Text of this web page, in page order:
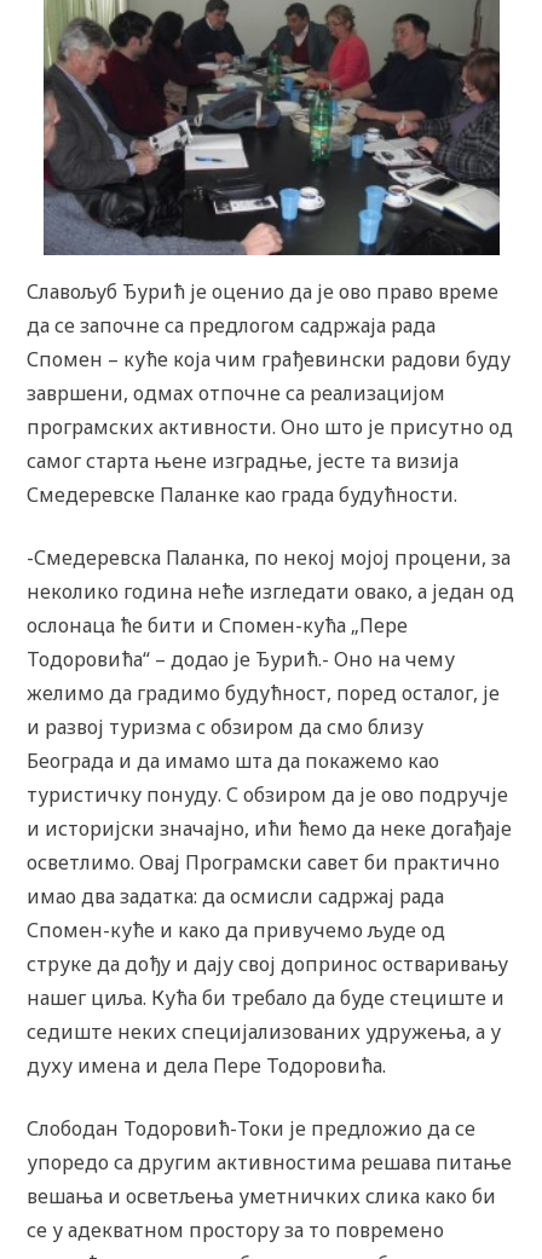
Славољуб Ђурић је оценио да је ово право време
да се започне са предлогом садржаја рада
Спомен – куће која чим грађевински радови буду
завршени, одмах отпочне са реализацијом
програмских активности. Оно што је присутно од
самог старта њене изградње, јесте та визија
Смедеревске Паланке као града будућности.
-Смедеревска Паланка, по некој мојој процени, за
неколико година неће изгледати овако, а један од
ослонаца ће бити и Спомен-кућа „Пере
Тодоровића“ – додао је Ђурић.- Оно на чему
желимо да градимо будућност, поред осталог, је
и развој туризма с обзиром да смо близу
Београда и да имамо шта да покажемо као
туристичку понуду. С обзиром да је ово подручје
и историјски значајно, ићи ћемо да неке догађаје
осветлимо. Овај Програмски савет би практично
имао два задатка: да осмисли садржај рада
Спомен-куће и како да привучемо људе од
струке да дођу и дају свој допринос остваривању
нашег циља. Кућа би требало да буде стециште и
седиште неких специјализованих удружења, а у
духу имена и дела Пере Тодоровића.
Слободан Тодоровић-Токи је предложио да се
упоредо са другим активностима решава питање
вешања и осветљења уметничких слика како би
се у адекватном простору за то повремено